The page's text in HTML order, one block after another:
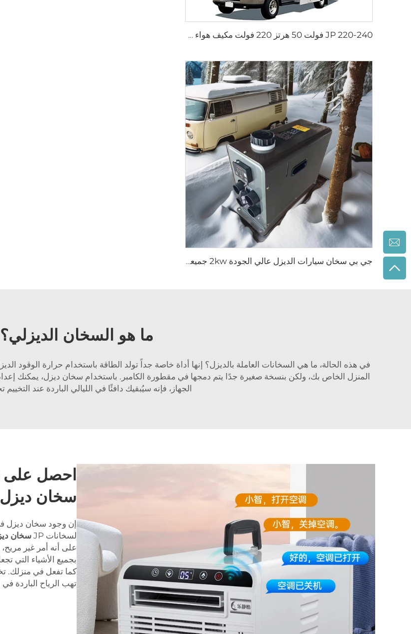
JP 220-240 فولت 50 هرتز 220 فولت مكيف هواء سقف للسيارة والمركبات الترفيهية للكارافان والموتور هوم
جي بي سخان سيارات الديزل عالي الجودة 2kw جميعها في واحد سخان سيارات الديزل سخانات مواقف السيارات 12v 24v للسيارات شاحنة RV
ما هو السخان الديزلي؟
في هذه الحالة، ما هي السخانات العاملة بالديزل؟ إنها أداة خاصة جداً تولد الطاقة باستخدام حرارة الوقود
المنزل الخاص بك، ولكن بنسخة صغيرة جدًا يتم دمجها في مقطورة الكامبر. باستخدام سخان ديزل، يمكنك
الجهاز، فإنه سيُبقيك دافئًا في الليالي الباردة عند
احصل على
سخان
إن وجود سخان ديزل
لسخانات JP
سخان ديزل
على أنه أمر غير
بجميع الأشياء التي
كما تفعل في منزلك.
تهب الرياح الباردة